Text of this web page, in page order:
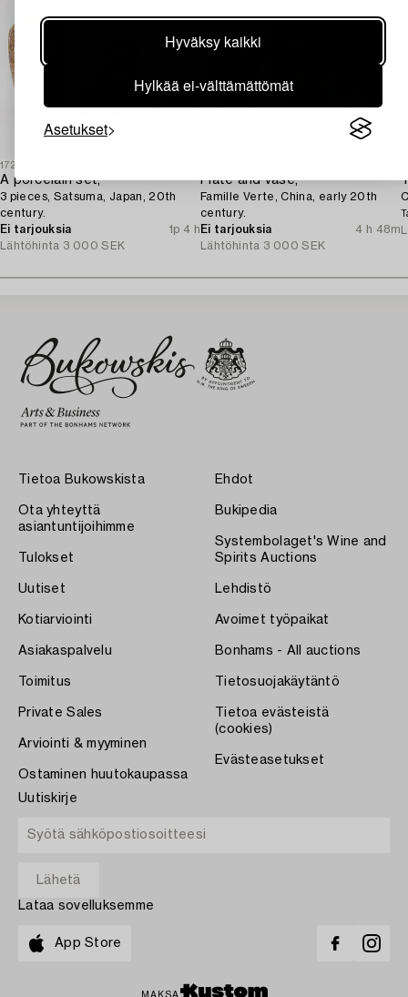
Hyväksy kaikki
Hylkää ei-välttämättömät
Asetukset
1729482
A porcelain set,
3 pieces, Satsuma, Japan, 20th
century.
Ei tarjouksia
1p 4 h
Lähtöhinta 3 000 SEK
Plate and vase,
Famille Verte, China, early 20th
century.
Ei tarjouksia
4 h 48m
Lähtöhinta 3 000 SEK
Tietoa Bukowskista
Ota yhteyttä
asiantuntijoihimme
Tulokset
Uutiset
Kotiarviointi
Asiakaspalvelu
Toimitus
Private Sales
Arviointi & myyminen
Ostaminen huutokaupassa
Ehdot
Bukipedia
Systembolaget's Wine and
Spirits Auctions
Lehdistö
Avoimet työpaikat
Bonhams - All auctions
Tietosuojakäytäntö
Tietoa evästeistä
(cookies)
Evästeasetukset
Uutiskirje
Lataa sovelluksemme
App Store